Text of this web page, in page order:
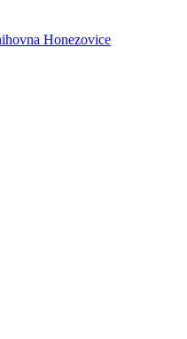
Honezovice